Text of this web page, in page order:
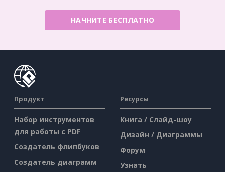
НАЧНИТЕ БЕСПЛАТНО
Продукт
Набор инструментов
для работы с PDF
Создатель флипбуков
Создатель диаграмм
Ресурсы
Книга / Слайд-шоу
Дизайн / Диаграммы
Форум
Узнать